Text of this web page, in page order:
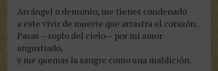
Arcángel o demonio, me tienes condenado
a este vivir de muerte que arrastra el corazón.
Pasas —soplo del cielo— por mi amor
angustiado,
y me quemas la sangre como una maldición.